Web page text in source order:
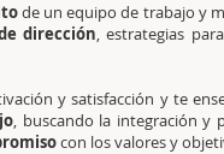
de un equipo de trabajo y
dirección, estrategias
y satisfacción y te
, buscando la integración y
con los valores y